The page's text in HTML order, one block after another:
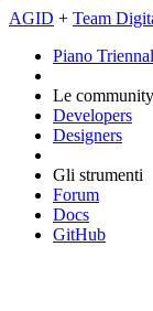
AGID + Team
Piano
Le community
Developers
Designers
Gli strumenti
Forum
Docs
GitHub